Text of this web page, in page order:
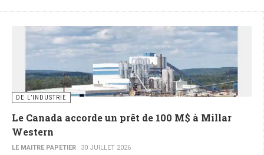
DE L’INDUSTRIE
Le Canada accorde un prêt de 100 M$ à Millar
Western
LE MAITRE PAPETIER 30 JUILLET 2026